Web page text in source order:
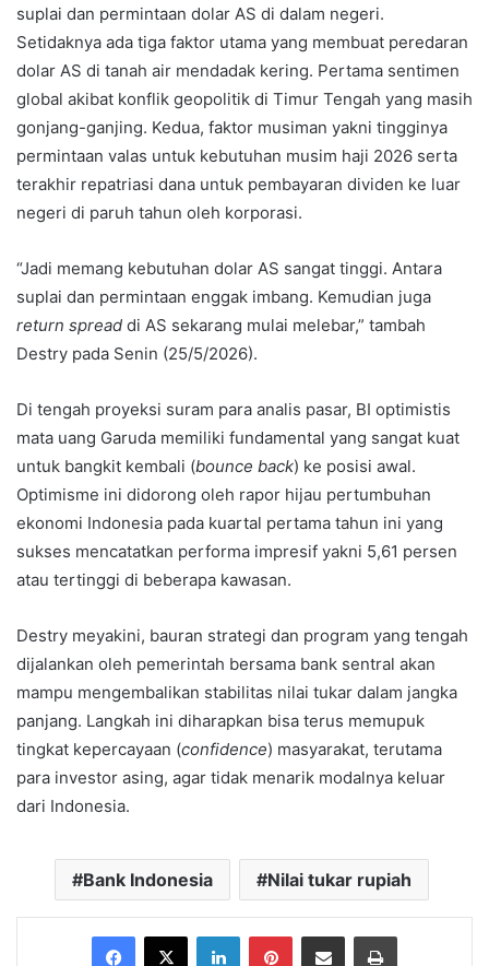
suplai dan permintaan dolar AS di dalam negeri.
Setidaknya ada tiga faktor utama yang membuat peredaran
dolar AS di tanah air mendadak kering. Pertama sentimen
global akibat konflik geopolitik di Timur Tengah yang masih
gonjang-ganjing. Kedua, faktor musiman yakni tingginya
permintaan valas untuk kebutuhan musim haji 2026 serta
terakhir repatriasi dana untuk pembayaran dividen ke luar
negeri di paruh tahun oleh korporasi.
“Jadi memang kebutuhan dolar AS sangat tinggi. Antara
suplai dan permintaan enggak imbang. Kemudian juga
return spread di AS sekarang mulai melebar,” tambah
Destry pada Senin (25/5/2026).
Di tengah proyeksi suram para analis pasar, BI optimistis
mata uang Garuda memiliki fundamental yang sangat kuat
untuk bangkit kembali (bounce back) ke posisi awal.
Optimisme ini didorong oleh rapor hijau pertumbuhan
ekonomi Indonesia pada kuartal pertama tahun ini yang
sukses mencatatkan performa impresif yakni 5,61 persen
atau tertinggi di beberapa kawasan.
Destry meyakini, bauran strategi dan program yang tengah
dijalankan oleh pemerintah bersama bank sentral akan
mampu mengembalikan stabilitas nilai tukar dalam jangka
panjang. Langkah ini diharapkan bisa terus memupuk
tingkat kepercayaan (confidence) masyarakat, terutama
para investor asing, agar tidak menarik modalnya keluar
dari Indonesia.
Bank Indonesia Nilai tukar rupiah
Facebook
X LinkedInPinterestShare via Email Print